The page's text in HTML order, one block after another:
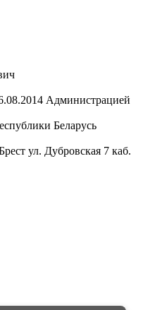
Администрацией
Беларусь
ул. Дубровская 7 каб.